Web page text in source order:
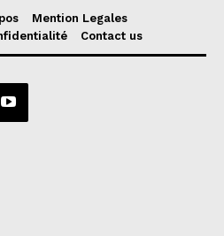
Mention Legales
Contact us